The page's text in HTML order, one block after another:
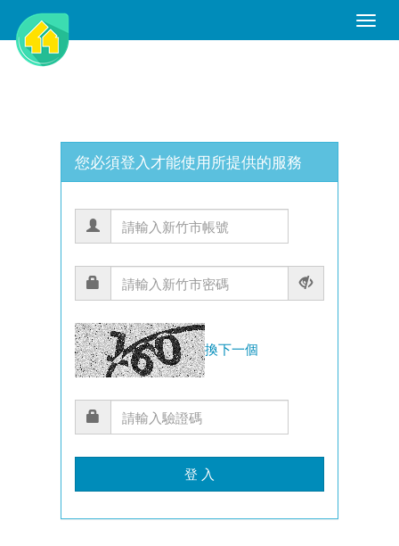
Toggle
您必須登入才能使用所提供的服務
換下一個
登 入